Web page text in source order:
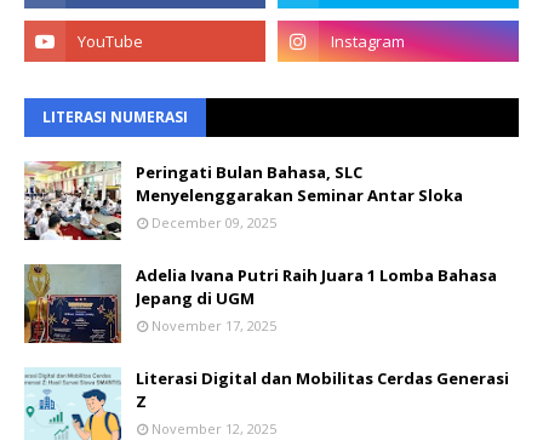
LITERASI NUMERASI
Peringati Bulan Bahasa, SLC
Menyelenggarakan Seminar Antar Sloka
December 09, 2025
Adelia Ivana Putri Raih Juara 1 Lomba Bahasa
Jepang di UGM
November 17, 2025
Literasi Digital dan Mobilitas Cerdas Generasi
Z
November 12, 2025